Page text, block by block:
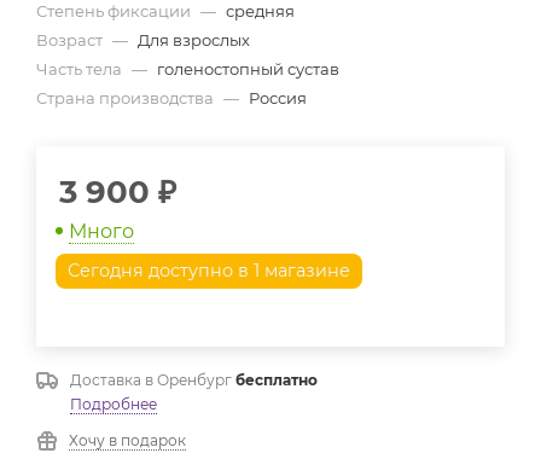
Степень фиксации — средняя
Возраст — Для взрослых
Часть тела — голеностопный сустав
Страна производства — Россия
3 900 ₽
Много
Сегодня доступно в 1 магазине
Доставка в Оренбург бесплатно
Подробнее
Хочу в подарок